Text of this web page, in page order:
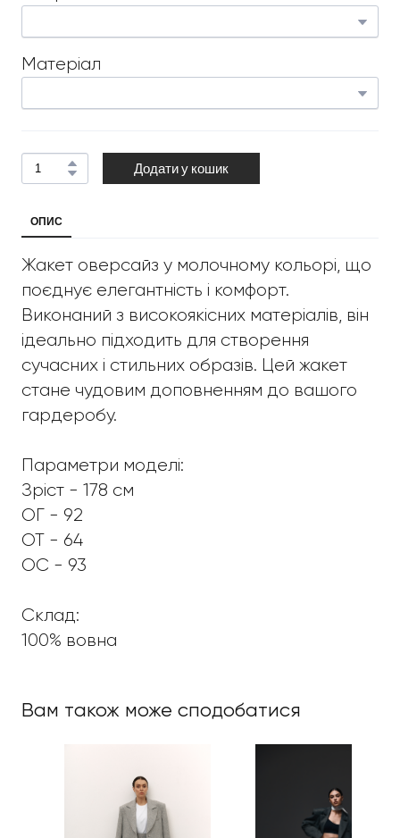
Матеріал
Додати у кошик
ОПИС
Жакет оверсайз у молочному кольорі, що
поєднує елегантність і комфорт.
Виконаний з високоякісних матеріалів, він
ідеально підходить для створення
сучасних і стильних образів. Цей жакет
стане чудовим доповненням до вашого
гардеробу.
Параметри моделі:
Зріст - 178 см
ОГ - 92
ОТ - 64
ОС - 93
Склад:
100% вовна
Вам також може сподобатися